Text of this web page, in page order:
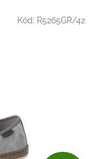
Kód: R5265GR/42